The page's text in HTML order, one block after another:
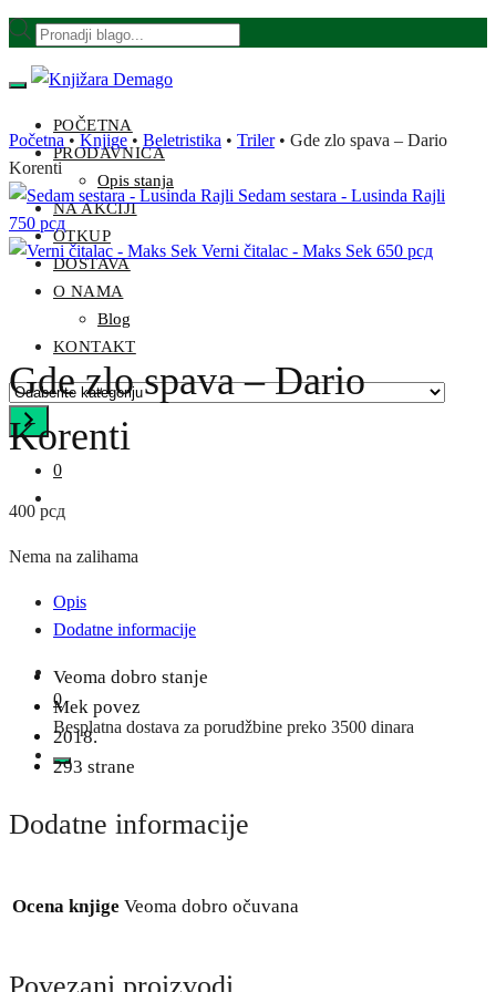
Skip
navigation
Skip
content
Products
POČETNA
PRODAVNICA
Opis stanja
NA AKCIJI
OTKUP
DOSTAVA
O NAMA
Blog
KONTAKT
Odaberite
kategoriju
0
0
Besplatna dostava za porudžbine preko 3500 dinara
Početna • Knjige • Beletristika • Triler• Gde zlo spava – Dario
Korenti
Sedam sestara - Lusinda Rajli
750 рсд
Verni čitalac - Maks Sek 650 рсд
Gde zlo spava – Dario
Korenti
400 рсд
Nema na zalihama
Opis
Dodatne informacije
Veoma dobro stanje
Mek povez
2018.
293 strane
Dodatne informacije
Ocena knjige Veoma dobro očuvana